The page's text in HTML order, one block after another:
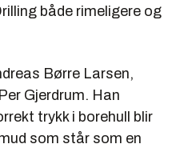
både rimeligere og
Børre Larsen,
Gjerdrum. Han
trykk i borehull blir
som står som en